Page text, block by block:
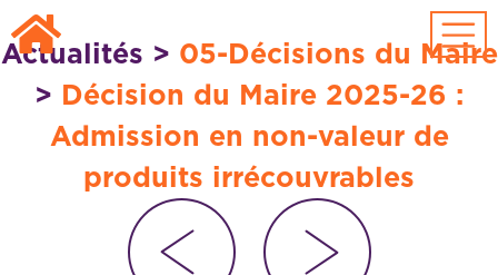
Passer au contenu principal
Actualités > 05-Décisions du Maire
> Décision du Maire 2025-26 :
Admission en non-valeur de
produits irrécouvrables